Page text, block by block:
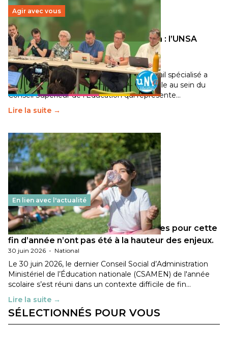
Agir avec vous
Transition écologique de l’éducation : l’UNSA
Éducation fait bouger les lignes
30 juin 2026-National
Pendant plusieurs mois, un groupe de travail spécialisé a
travaillé sur la transition écologique de l’Ecole au sein du
Conseil Supérieur de l’Éducation qui représente…
Lire la suite →
En lien avec l'actualité
Les décisions ministérielles attendues pour cette
fin d’année n’ont pas été à la hauteur des enjeux.
30 juin 2026 - National
Le 30 juin 2026, le dernier Conseil Social d’Administration
Ministériel de l’Éducation nationale (CSAMEN) de l'année
scolaire s’est réuni dans un contexte difficile de fin…
Lire la suite →
SÉLECTIONNÉS POUR VOUS